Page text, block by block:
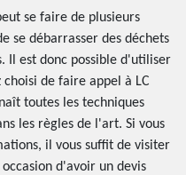
se faire de plusieurs
se débarrasser des déchets
Il est donc possible d'utiliser
de faire appel à LC
toutes les techniques
les règles de l'art. Si vous
il vous suffit de visiter
d'avoir un devis